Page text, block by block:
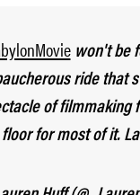
won't be
ride that
of filmmaking
for most of it.